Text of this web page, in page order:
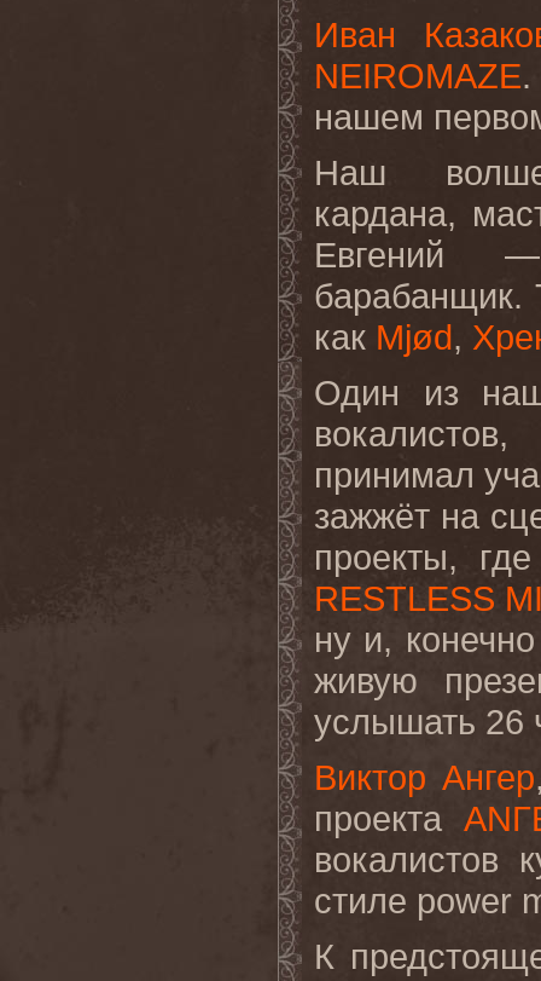
Иван
NEIROMAZE
нашем
Наш
кардана,
Евгений —
барабанщик.
как Mjød,
Один из
принимал
зажжёт на
проекты,
RESTLESS
ну и,
живую
услышать 26
Виктор Ангер
проекта
вокалистов
стиле power
К